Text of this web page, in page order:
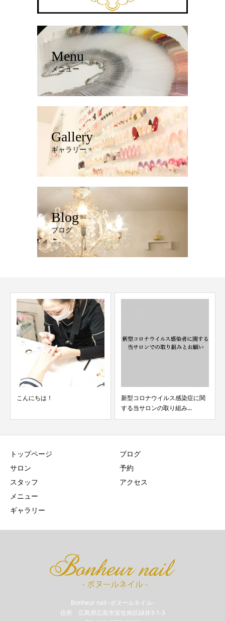
Menu
メニュー
Gallery
ギャラリー
Blog
ブログ
こんにちは！
新型コロナウイルス感染症に関
する当サロンの取り組み...
トップページ
サロン
スタッフ
メニュー
ギャラリー
ブログ
予約
アクセス
Bonheur nail -ボヌールネイル-
住所 広島県広島市安佐南区緑井3-1-3